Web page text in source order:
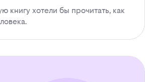
книгу хотели бы прочитать, как